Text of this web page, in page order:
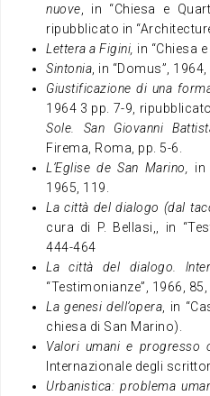
nuove, in “Chiesa e
ripubblicato in
Lettera a Figini, in “Chiesa
Sintonia, in “Domus”,
Giustificazione di una
1964 3 pp. 7-9,
Sole. San Giovanni
Firema, Roma, pp. 5-6.
L’Eglise de San Marino, in
1965, 119.
La città del dialogo (dal
cura di P. Bellasi,, in
444-464
La città del dialogo.
“Testimonianze”, 1966,
La genesi dell’opera, in
chiesa di San Marino).
Valori umani e progresso
Internazionale degli
Urbanistica: problema